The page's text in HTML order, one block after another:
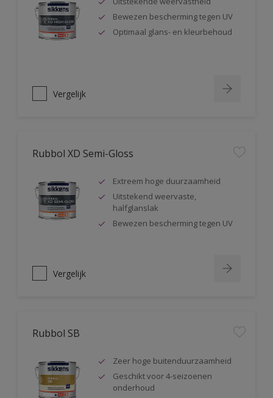
Bewezen bescherming tegen UV
Optimaal glans- en kleurbehoud
Vergelijk
Rubbol XD Semi-Gloss
Extreem hoge duurzaamheid
Uitstekend weervaste,
halfglanslak
Bewezen bescherming tegen UV
Vergelijk
Rubbol SB
Zeer hoge buitenduurzaamheid
Geschikt voor 4-seizoenen
onderhoud